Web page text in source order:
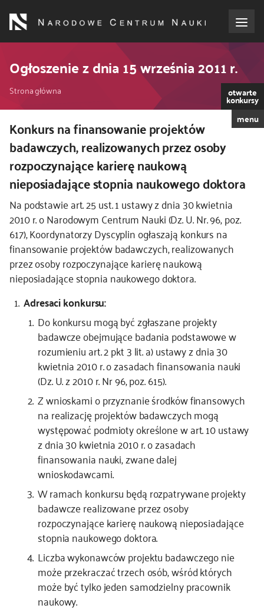
treści
o NCN
dla wnioskodawców
dla realizujących projekty
dla ekspertów
efekty NCN
współpraca międzynarodowa
nagroda NCN
kontakt
Ogłoszenie z dnia 15 września 2011 r.
Ścieżka
nawigacyjna
Strona główna otwarte
konkursy
menu
Konkurs na finansowanie projektów
badawczych, realizowanych przez osoby
rozpoczynające karierę naukową
nieposiadające stopnia naukowego doktora
Na podstawie art. 25 ust. 1 ustawy z dnia 30 kwietnia
2010 r. o Narodowym Centrum Nauki (Dz. U. Nr. 96, poz.
617), Koordynatorzy Dyscyplin ogłaszają konkurs na
finansowanie projektów badawczych, realizowanych
przez osoby rozpoczynające karierę naukową
nieposiadające stopnia naukowego doktora.
Adresaci konkursu:
Do konkursu mogą być zgłaszane projekty
badawcze obejmujące badania podstawowe w
rozumieniu art. 2 pkt 3 lit. a) ustawy z dnia 30
kwietnia 2010 r. o zasadach finansowania nauki
(Dz. U. z 2010 r. Nr 96, poz. 615).
Z wnioskami o przyznanie środków finansowych
na realizację projektów badawczych mogą
występować podmioty określone w art. 10 ustawy
z dnia 30 kwietnia 2010 r. o zasadach
finansowania nauki, zwane dalej
wnioskodawcami.
W ramach konkursu będą rozpatrywane projekty
badawcze realizowane przez osoby
rozpoczynające karierę naukową nieposiadające
stopnia naukowego doktora.
Liczba wykonawców projektu badawczego nie
może przekraczać trzech osób, wśród których
może być tylko jeden samodzielny pracownik
naukowy.